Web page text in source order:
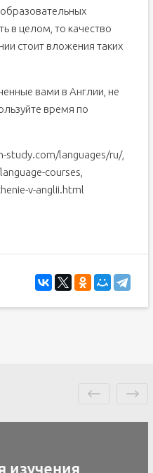
в целом, то качество
стоит вложения таких
вами в Англии, не
время по
languages/ru/,
courses,
v-anglii.html
изучения